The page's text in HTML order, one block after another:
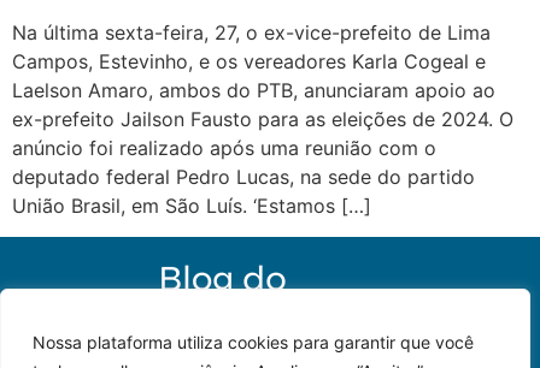
Nossa plataforma utiliza cookies para garantir que você
Na última sexta-feira, 27, o ex-vice-prefeito de Lima
Campos, Estevinho, e os vereadores Karla Cogeal e
Laelson Amaro, ambos do PTB, anunciaram apoio ao
ex-prefeito Jailson Fausto para as eleições de 2024. O
anúncio foi realizado após uma reunião com o
deputado federal Pedro Lucas, na sede do partido
União Brasil, em São Luís. ‘Estamos […]